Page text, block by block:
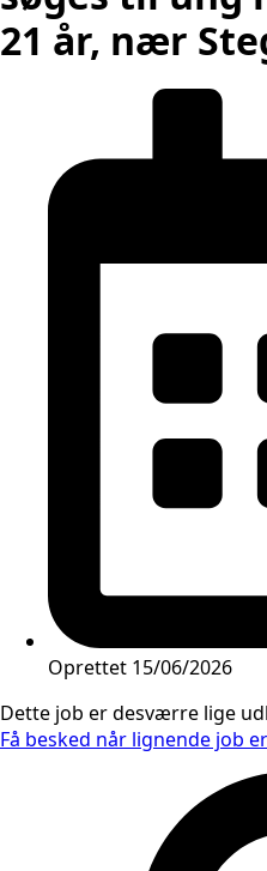
21 år, nær
Oprettet 15/06/2026
Dette job er desværre lige
Få besked når lignende job